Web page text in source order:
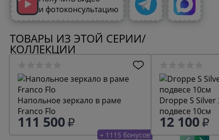
и фотоконсультацию
ТОВАРЫ ИЗ ЭТОЙ СЕРИИ/
КОЛЛЕКЦИИ
Напольное зеркало в раме
Franco Flo
111 500
+ 1115 бонусов
Droppe S Silver
подвесе 10см
12 100